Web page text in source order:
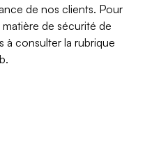
de nos clients. Pour
de sécurité de
à consulter la rubrique